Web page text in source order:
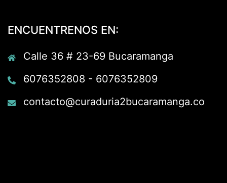
ENCUENTRENOS EN:
Calle 36 # 23-69 Bucaramanga
6076352808 - 6076352809
contacto@curaduria2bucaramanga.co